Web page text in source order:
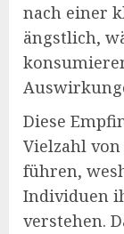
nach einer
ängstlich,
Diese
Vielzahl
führen,
Individuen
verstehen.